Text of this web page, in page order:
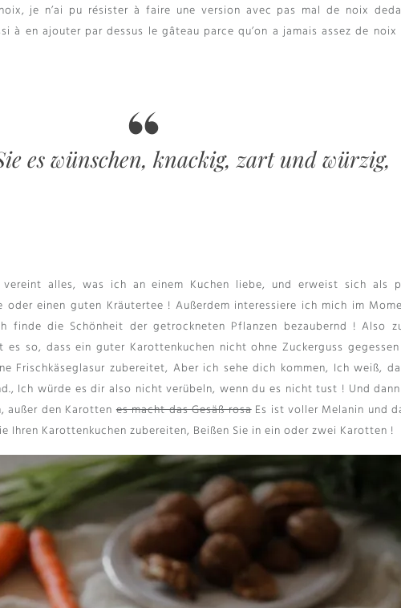
,je n’ai pu résister à faire une version avec pas mal de noix
à en ajouter par dessus le gâteau parce qu’on a jamais assez de noix
es wünschen, knackig, zart und würzig,
vereint alles, was ich an einem Kuchen liebe, und erweist sich als
einen guten Kräutertee ! Außerdem interessiere ich mich im
finde die Schönheit der getrockneten Pflanzen bezaubernd ! Also
es so, dass ein guter Karottenkuchen nicht ohne Zuckerguss
Frischkäseglasur zubereitet, Aber ich sehe dich kommen, Ich weiß,
Ich würde es dir also nicht verübeln, wenn du es nicht tust ! Und
außer den Karottenes macht das Gesäß rosaEs ist voller Melanin und
Ihren Karottenkuchen zubereiten, Beißen Sie in ein oder zwei Karotten !